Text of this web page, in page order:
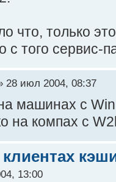
что, только
с того сервис-
28 июл 2004, 08:37
машинах с
на компах с
13:00